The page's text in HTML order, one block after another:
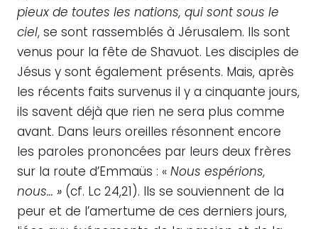
pieux de toutes les nations, qui sont sous le
ciel, se sont rassemblés à Jérusalem. Ils sont
venus pour la fête de Shavuot. Les disciples de
Jésus y sont également présents. Mais, après
les récents faits survenus il y a cinquante jours,
ils savent déjà que rien ne sera plus comme
avant. Dans leurs oreilles résonnent encore
les paroles prononcées par leurs deux frères
sur la route d’Emmaüs : « Nous espérions,
nous… » (cf. Lc 24,21). Ils se souviennent de la
peur et de l’amertume de ces derniers jours,